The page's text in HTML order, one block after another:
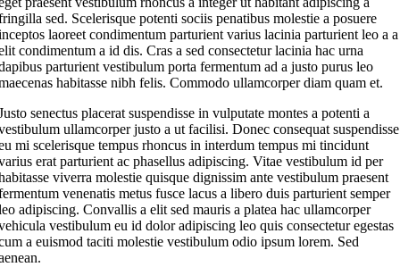
sed. Scelerisque potenti sociis penatibus molestie a posuere
laoreet condimentum parturient varius lacinia parturient leo a a
condimentum a id dis. Cras a sed consectetur lacinia hac urna
parturient vestibulum porta fermentum ad a justo purus leo
habitasse nibh felis. Commodo ullamcorper diam quam et.
senectus placerat suspendisse in vulputate montes a potenti a
ullamcorper justo a ut facilisi. Donec consequat suspendisse
mi scelerisque tempus rhoncus in interdum tempus mi tincidunt
erat parturient ac phasellus adipiscing. Vitae vestibulum id per
viverra molestie quisque dignissim ante vestibulum praesent
venenatis metus fusce lacus a libero duis parturient semper
adipiscing. Convallis a elit sed mauris a platea hac ullamcorper
vestibulum eu id dolor adipiscing leo quis consectetur egestas
a euismod taciti molestie vestibulum odio ipsum lorem. Sed